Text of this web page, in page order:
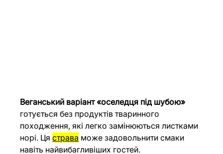
Веганський варіант «оселедця під шубою»
готується без продуктів тваринного
походження, які легко замінюються листками
норі. Ця страва може задовольнити смаки
навіть найвибагливіших гостей.